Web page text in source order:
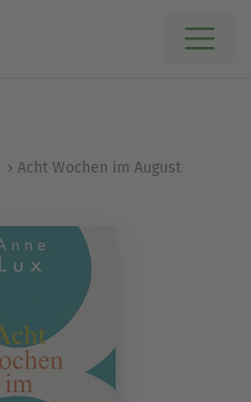
Acht Wochen im August